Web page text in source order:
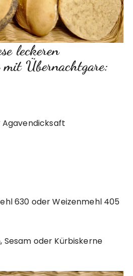
leckeren
Übernachtgare:
Agavendicksaft
630 oder Weizenmehl 405
Sesam oder Kürbiskerne